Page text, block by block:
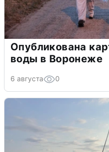
Опубликована
воды в Воронеже
6 августа 0